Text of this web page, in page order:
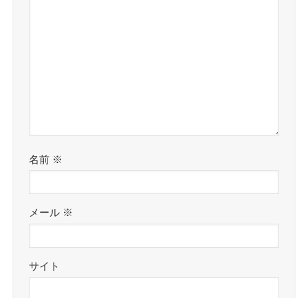
名前 ※
メール ※
サイト